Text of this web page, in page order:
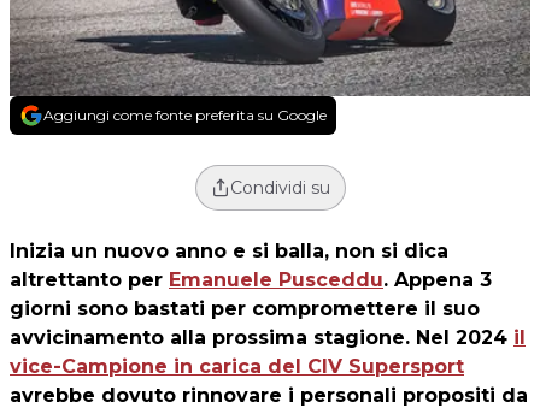
Aggiungi come fonte preferita su Google
Condividi su
Inizia un nuovo anno e si balla, non si dica
altrettanto per Emanuele Pusceddu. Appena 3
giorni sono bastati per compromettere il suo
avvicinamento alla prossima stagione. Nel 2024 il
vice-Campione in carica del CIV Supersport
avrebbe dovuto rinnovare i personali propositi da